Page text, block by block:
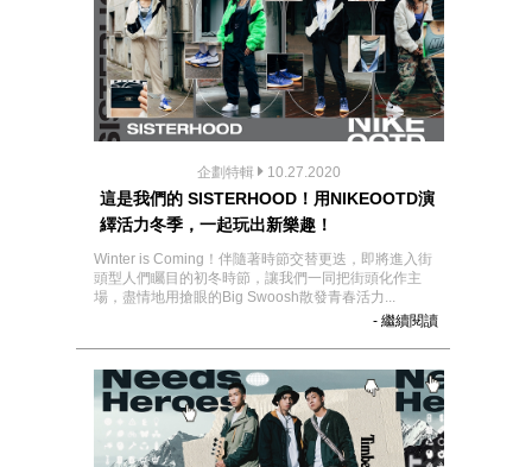
企劃特輯 10.27.2020
這是我們的 SISTERHOOD！用NIKEOOTD演
繹活力冬季，一起玩出新樂趣！
Winter is Coming！伴隨著時節交替更迭，即將進入街
頭型人們矚目的初冬時節，讓我們一同把街頭化作主
場，盡情地用搶眼的Big Swoosh散發青春活力...
- 繼續閱讀